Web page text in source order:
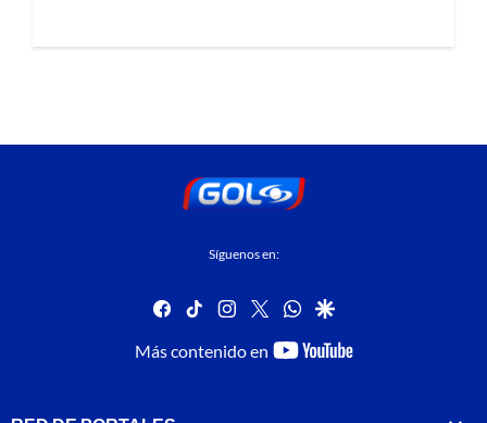
Síguenos en:
facebook
tiktok instagram
twitterwhatsapp
google
Más contenido en
youtube-